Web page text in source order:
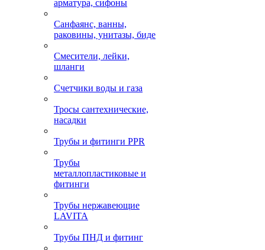
арматура, сифоны
Санфаянс, ванны,
раковины, унитазы, биде
Смесители, лейки,
шланги
Счетчики воды и газа
Тросы сантехнические,
насадки
Трубы и фитинги PPR
Трубы
металлопластиковые и
фитинги
Трубы нержавеющие
LAVITA
Трубы ПНД и фитинг